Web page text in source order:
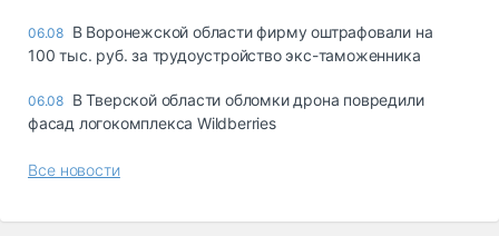
06.08 В Воронежской области фирму оштрафовали на
100 тыс. руб. за трудоустройство экс-таможенника
06.08 В Тверской области обломки дрона повредили
фасад логокомплекса Wildberries
Все новости